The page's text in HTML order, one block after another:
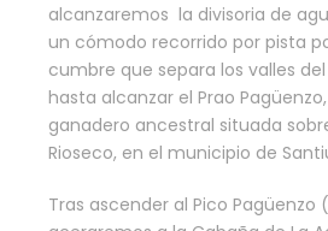
alcanzaremos la divisoria de
un cómodo recorrido por pista
cumbre que separa los valles del
hasta alcanzar el Prao
ganadero ancestral situada
Rioseco, en el municipio de
Tras ascender al Pico Pagüenzo